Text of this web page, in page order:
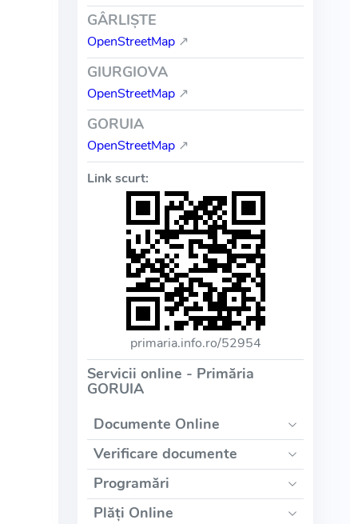
GÂRLIŞTE
OpenStreetMap ↗
GIURGIOVA
OpenStreetMap ↗
GORUIA
OpenStreetMap ↗
Link scurt:
primaria.info.ro/52954
Servicii online - Primăria
GORUIA
Documente Online
Verificare documente
Programări
Plăți Online